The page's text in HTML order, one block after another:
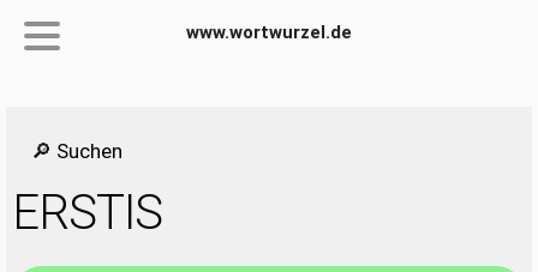
www.wortwurzel.de
🔎 Suchen
ERSTIS